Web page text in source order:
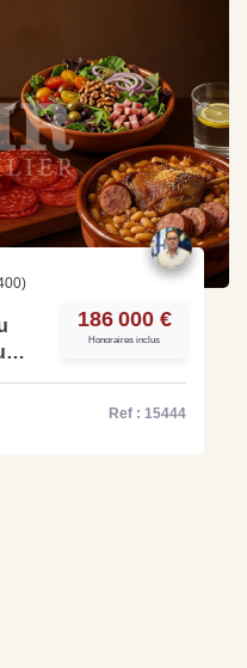
186 000 €
Honoraires inclus
Ref : 15444